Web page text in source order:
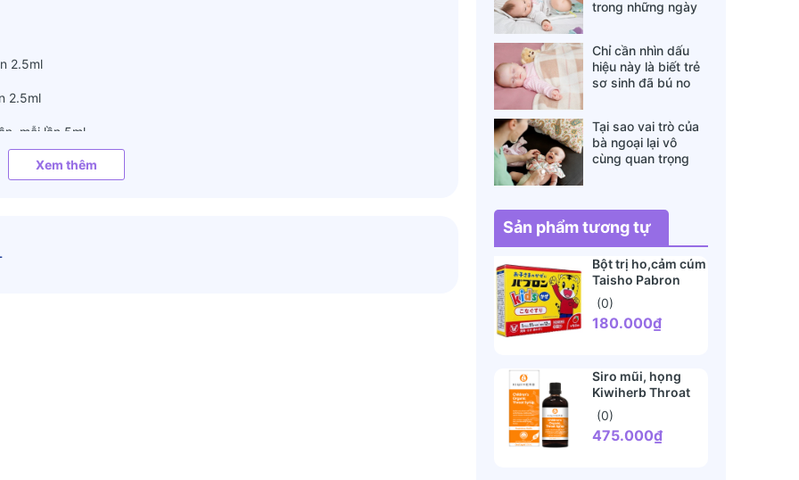
2.5ml
2.5ml
mỗi lần 5ml
mỗi lần 5ml
Xem thêm
trong những ngày
lòng
Chỉ cần nhìn dấu
hiệu này là biết trẻ
sơ sinh đã bú no
không biết
Tại sao vai trò của
bà ngoại lại vô
cùng quan trọng
bất ngờ
Sản phẩm tương tự
Bột trị ho,cảm cúm
Taisho Pabron
Kids chó mèo(1
tuổi+)
(0)
180.000₫
Siro mũi, họng
Kiwiherb Throat
Syrup (0 tháng+)
(0)
475.000₫